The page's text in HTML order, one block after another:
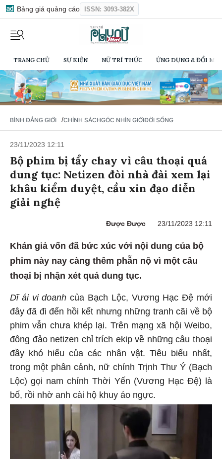
Bảng giá quảng cáo ISSN: 3093-382X
TRANG CHỦ SỰ KIỆN NỮ TRÍ THỨC ỨNG DỤNG & ĐỔI
BÌNH ĐẲNG GIỚI /CHÍNH SÁCHGÓC NHÌN GIỚIĐỜI SỐNG
23/11/2023 12:11
Bộ phim bị tẩy chay vì câu thoại quá
dung tục: Netizen đòi nhà đài xem lại
khâu kiểm duyệt, cầu xin đạo diễn
giải nghệ
Được Được 23/11/2023 12:11
Khán giả vốn đã bức xúc với nội dung của bộ
phim này nay càng thêm phẫn nộ vì một câu
thoại bị nhận xét quá dung tục.
Dĩ ái vi doanh của Bạch Lộc, Vương Hạc Đệ mới
đây đã đi đến hồi kết nhưng những tranh cãi về bộ
phim vẫn chưa khép lại. Trên mạng xã hội Weibo,
đông đảo netizen chỉ trích ekip về những câu thoại
đầy khó hiểu của các nhân vật. Tiêu biểu nhất,
trong một phân cảnh, nữ chính Trịnh Thư Ý (Bạch
Lộc) gọi nam chính Thời Yến (Vương Hạc Đệ) là
bố, rồi nhờ anh cài hộ khuy áo ngực.